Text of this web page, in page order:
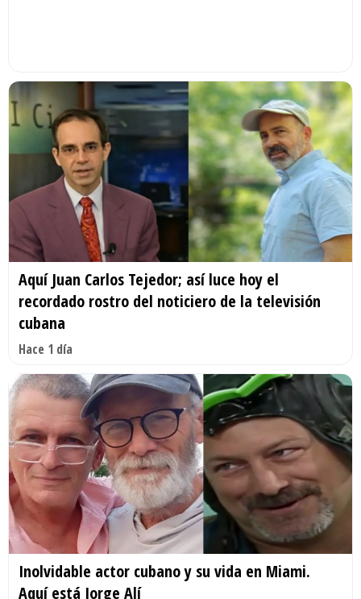
Aquí Juan Carlos Tejedor; así luce hoy el
recordado rostro del noticiero de la televisión
cubana
Hace 1 día
Inolvidable actor cubano y su vida en Miami.
Aquí está Jorge Alí